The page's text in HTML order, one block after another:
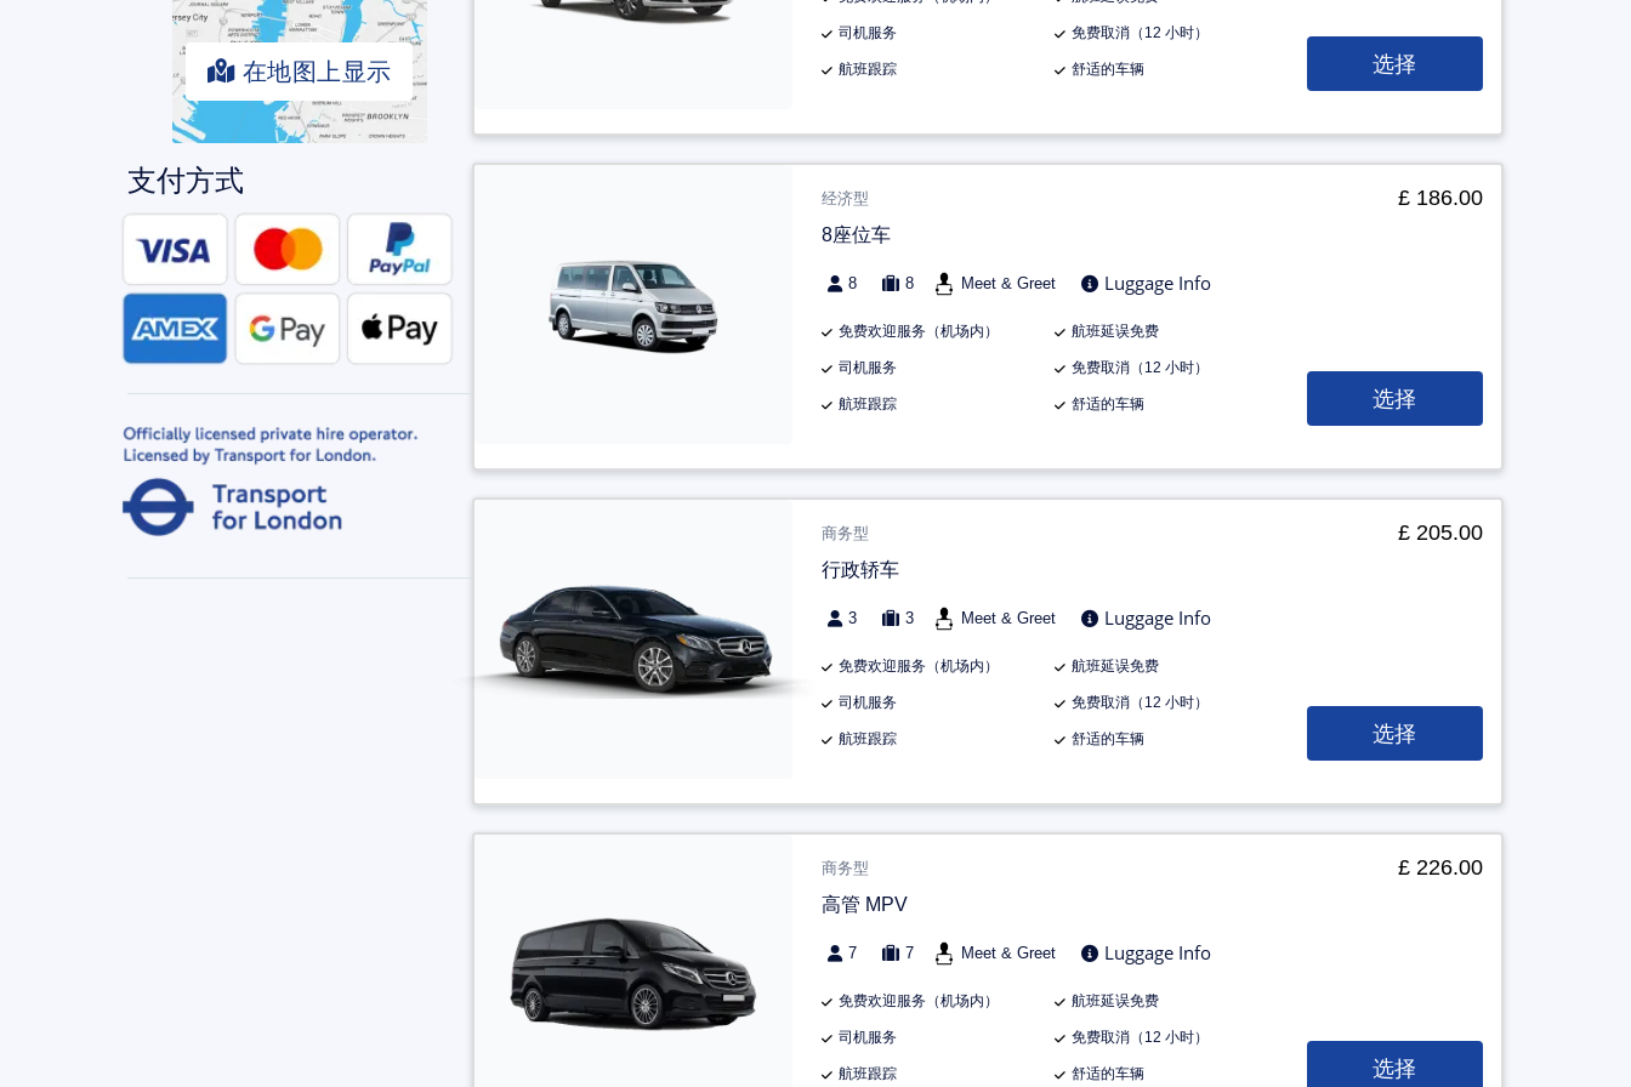
在地图上显示
支付方式
司机服务 免费取消（12 小时）
航班跟踪 舒适的车辆 选择
经济型
8座位车
8 8 Meet & Greet Luggage Info
免费欢迎服务（机场内） 航班延误免费
司机服务 免费取消（12 小时）
航班跟踪 舒适的车辆
£ 186.00
选择
商务型
行政轿车
3 3 Meet & Greet Luggage Info
免费欢迎服务（机场内） 航班延误免费
司机服务 免费取消（12 小时）
航班跟踪 舒适的车辆
£ 205.00
选择
商务型
高管 MPV
7 7 Meet & Greet Luggage Info
免费欢迎服务（机场内） 航班延误免费
司机服务 免费取消（12 小时）
航班跟踪 舒适的车辆
£ 226.00
选择